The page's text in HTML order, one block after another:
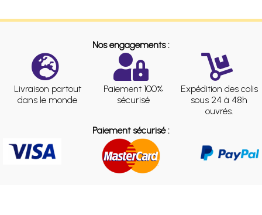
Nos engagements :
Livraison partout
dans le monde
Paiement 100%
sécurisé
Expédition des colis
sous 24 à 48h
ouvrés.
Paiement sécurisé :